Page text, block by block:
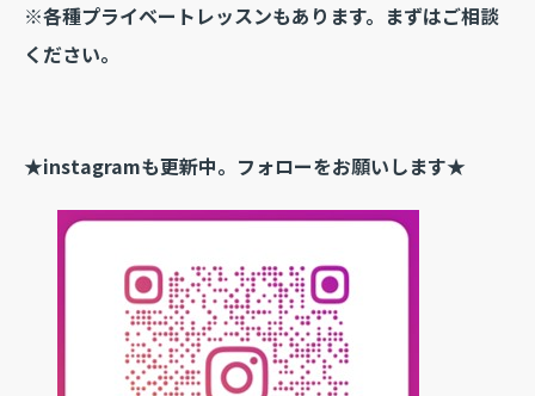
※各種プライベートレッスンもあります。まずはご相談
ください。
★instagramも更新中。フォローをお願いします★